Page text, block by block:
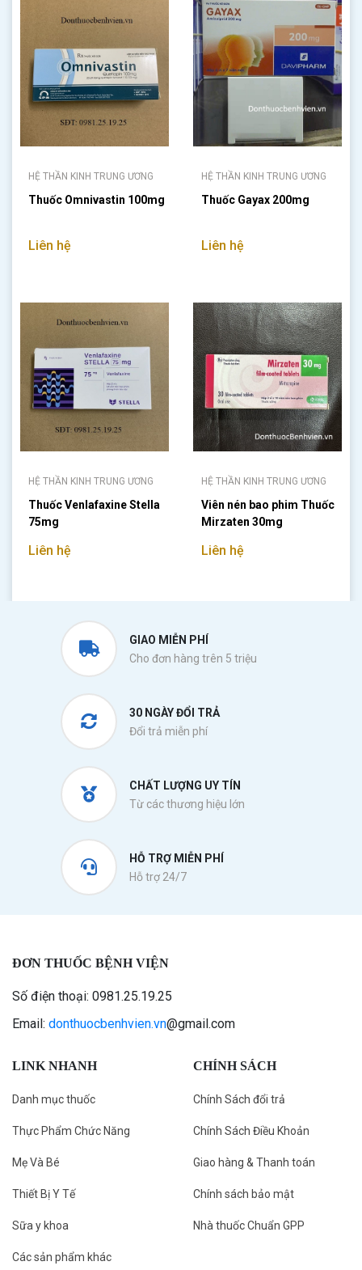
HỆ THẦN KINH TRUNG ƯƠNG
Thuốc Omnivastin 100mg
Liên hệ
HỆ THẦN KINH TRUNG ƯƠNG
Thuốc Gayax 200mg
Liên hệ
HỆ THẦN KINH TRUNG ƯƠNG
Thuốc Venlafaxine Stella
75mg
Liên hệ
HỆ THẦN KINH TRUNG ƯƠNG
Viên nén bao phim Thuốc
Mirzaten 30mg
Liên hệ
GIAO MIỄN PHÍ
Cho đơn hàng trên 5 triệu
30 NGÀY ĐỔI TRẢ
Đổi trả miễn phí
CHẤT LƯỢNG UY TÍN
Từ các thương hiệu lớn
HỖ TRỢ MIỄN PHÍ
Hỗ trợ 24/7
ĐƠN THUỐC BỆNH VIỆN
Số điện thoại: 0981.25.19.25
Email: donthuocbenhvien.vn@gmail.com
LINK NHANH
Danh mục thuốc
Thực Phẩm Chức Năng
Mẹ Và Bé
Thiết Bị Y Tế
Sữa y khoa
Các sản phẩm khác
CHÍNH SÁCH
Chính Sách đổi trả
Chính Sách Điều Khoản
Giao hàng & Thanh toán
Chính sách bảo mật
Nhà thuốc Chuẩn GPP